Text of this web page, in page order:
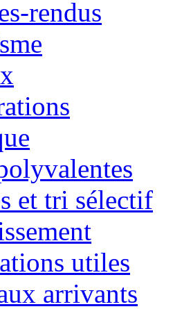
rendus
et tri sélectif
utiles
arrivants